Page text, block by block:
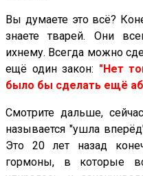
Вы думаете это всё?
знаете тварей. Они
ихнему. Всегда можно
ещё один закон: "Нет
было бы сделать ещё
Смотрите дальше,
называется "ушла
Это 20 лет назад
гормоны, в которые